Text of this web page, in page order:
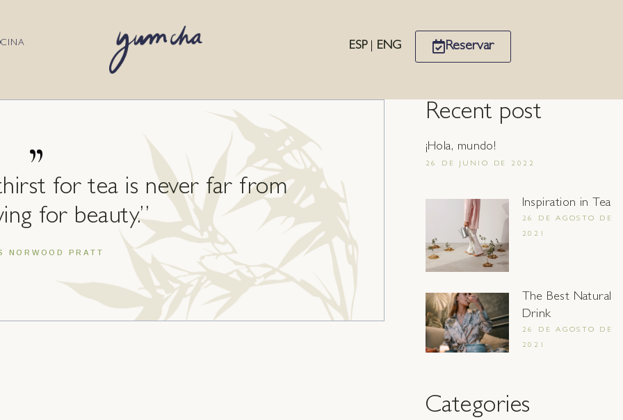
ESP| ENG Reservar
” for tea is never far from
for beauty.”
NORWOOD PRATT
Recent post
¡Hola, mundo!
26 DE JUNIO DE 2022
Inspiration in Tea
26 DE AGOSTO DE
2021
The Best Natural
Drink
26 DE AGOSTO DE
2021
Categories